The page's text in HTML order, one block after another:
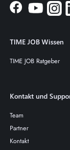
TIME JOB Wissen
TIME JOB Ratgeber
Kontakt und
Team
Partner
Kontakt